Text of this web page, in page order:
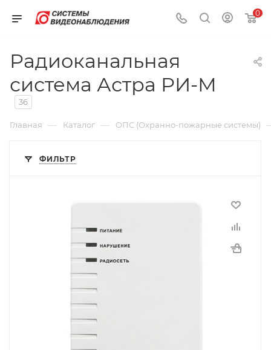
0
Радиоканальная
система Астра РИ-М
36
Главная — Каталог — ОПС (Охранно-пожарные системы)
ФИЛЬТР